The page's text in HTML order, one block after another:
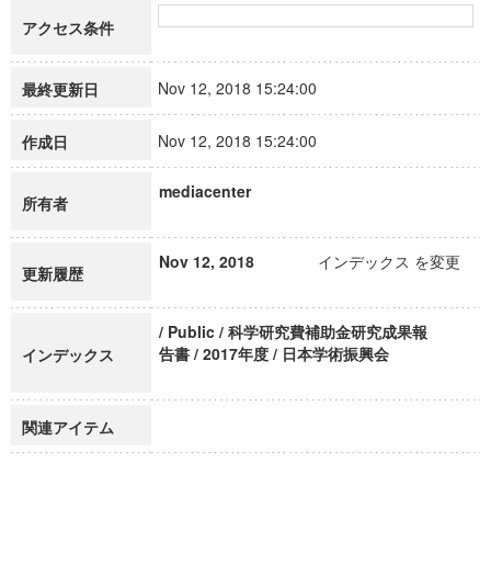
アクセス条件
最終更新日 Nov 12, 2018 15:24:00
作成日 Nov 12, 2018 15:24:00
所有者
mediacenter
更新履歴
Nov 12, 2018 インデックス を変更
インデックス
/ Public / 科学研究費補助金研究成果報
告書 / 2017年度 / 日本学術振興会
関連アイテム